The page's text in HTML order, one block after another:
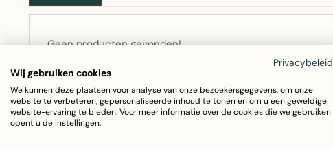
Geen producten gevonden!
Niet gevonden wat u zocht? Bel ons op0252 – 793555of
bericht— we zoeken het voor u op.
Privacybeleid
Wij gebruiken cookies
We kunnen deze plaatsen voor analyse van onze bezoekersgegevens, om onze
website te verbeteren, gepersonaliseerde inhoud te tonen en om u een geweldige
website-ervaring te bieden. Voor meer informatie over de cookies die we gebruiken
opent u de instellingen.